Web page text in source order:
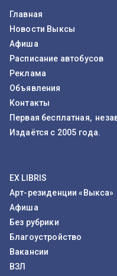
Главная
Новости Выксы
Афиша
Расписание автобусов
Реклама
Объявления
Контакты
Первая бесплатная,
Издаётся с 2005 года.
EX LIBRIS
Арт-резиденции «Выкса»
Афиша
Без рубрики
Благоустройство
Вакансии
ВЗЛ